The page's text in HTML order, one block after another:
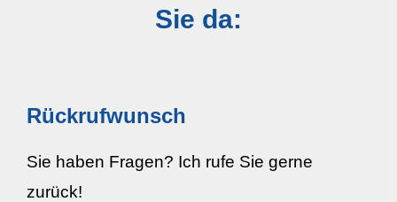
Sie da:
Rückrufwunsch
Sie haben Fragen? Ich rufe Sie gerne
zurück!